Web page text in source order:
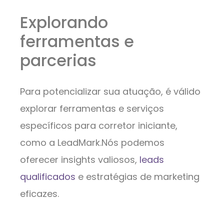
Explorando
ferramentas e
parcerias
Para potencializar sua atuação, é válido
explorar ferramentas e serviços
específicos para corretor iniciante,
como a LeadMark.Nós podemos
oferecer insights valiosos, leads
qualificados e estratégias de marketing
eficazes.